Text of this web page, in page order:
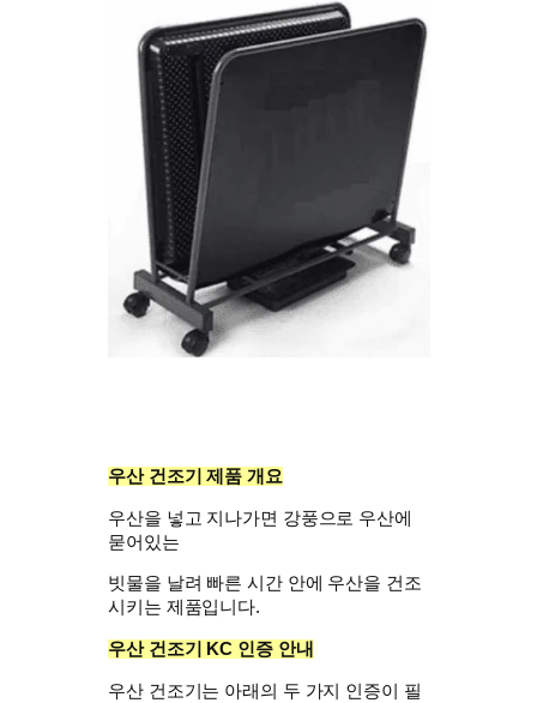
우산 건조기 제품 개요
우산을 넣고 지나가면 강풍으로 우산에
묻어있는
빗물을 날려 빠른 시간 안에 우산을 건조
시키는 제품입니다.
우산 건조기 KC 인증 안내
우산 건조기는 아래의 두 가지 인증이 필